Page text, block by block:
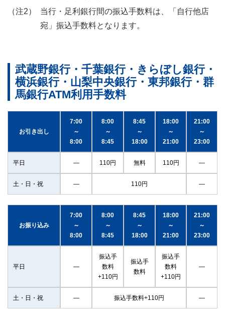
当行・足利銀行間の振込手数料は、「自行他店
宛」振込手数料となります。
武蔵野銀行・千葉銀行・きらぼし銀行・
横浜銀行・山梨中央銀行・東邦銀行・群
馬銀行ATM利用手数料
お引き出し
7:00
～
8:00
8:00
～
8:45
8:45
～
18:00
18:00
～
21:00
21:00
～
23:00
平日 ― 110円 無料 110円 ―
土・日・祝 ― 110円 ―
お振り込み
7:00
～
8:00
8:00
～
8:45
8:45
～
18:00
18:00
～
21:00
21:00
～
23:00
平日 ―
振込手
数料
+110円
振込手
数料
振込手
数料
+110円
―
土・日・祝 ― 振込手数料+110円 ―